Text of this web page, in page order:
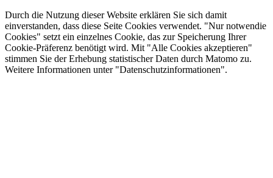
Durch die Nutzung dieser Website erklären Sie sich damit
einverstanden, dass diese Seite Cookies verwendet. "Nur notwendie
Cookies" setzt ein einzelnes Cookie, das zur Speicherung Ihrer
Cookie-Präferenz benötigt wird. Mit "Alle Cookies akzeptieren"
stimmen Sie der Erhebung statistischer Daten durch Matomo zu.
Weitere Informationen unter "Datenschutzinformationen".